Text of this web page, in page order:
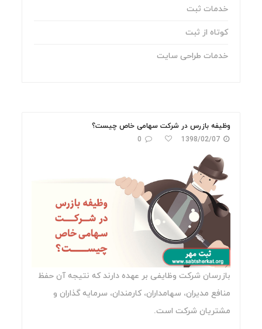
خدمات ثبت
کوتاه از ثبت
خدمات طراحی سایت
وظیفه بازرس در شرکت سهامی خاص چیست؟
1398/02/07
0
بازرسان شرکت وظایفی بر عهده دارند که نتیجه آن حفظ
منافع مدیران، سهامداران، کارمندان، سرمایه گذاران و
مشتریان شرکت است.